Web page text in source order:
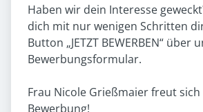
Haben wir dein Interesse
dich mit nur wenigen Schritten
Button „JETZT BEWERBEN“ über
Bewerbungsformular.
Frau Nicole Grießmaier freut
Bewerbung!